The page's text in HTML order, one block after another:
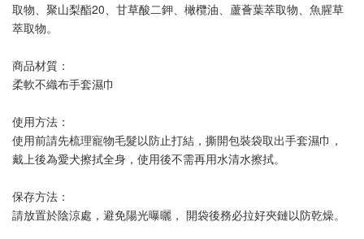
取物、聚山梨酯20、甘草酸二鉀、橄欖油、蘆薈葉萃取物、魚腥草
萃取物。
商品材質：
柔軟不織布手套濕巾
使用方法：
使用前請先梳理寵物毛髮以防止打結，撕開包裝袋取出手套濕巾，
戴上後為愛犬擦拭全身，使用後不需再用水清水擦拭。
保存方法：
請放置於陰涼處，避免陽光曝曬， 開袋後務必拉好夾鏈以防乾燥。